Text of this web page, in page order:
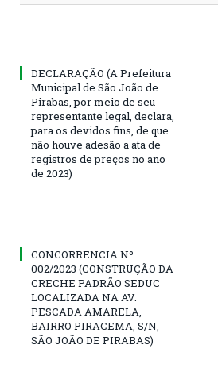
DECLARAÇÃO (A Prefeitura
Municipal de São João de
Pirabas, por meio de seu
representante legal, declara,
para os devidos fins, de que
não houve adesão a ata de
registros de preços no ano
de 2023)
CONCORRENCIA Nº
002/2023 (CONSTRUÇÃO DA
CRECHE PADRÃO SEDUC
LOCALIZADA NA AV.
PESCADA AMARELA,
BAIRRO PIRACEMA, S/N,
SÃO JOÃO DE PIRABAS)